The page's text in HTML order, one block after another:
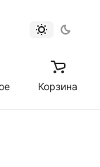
Корзина